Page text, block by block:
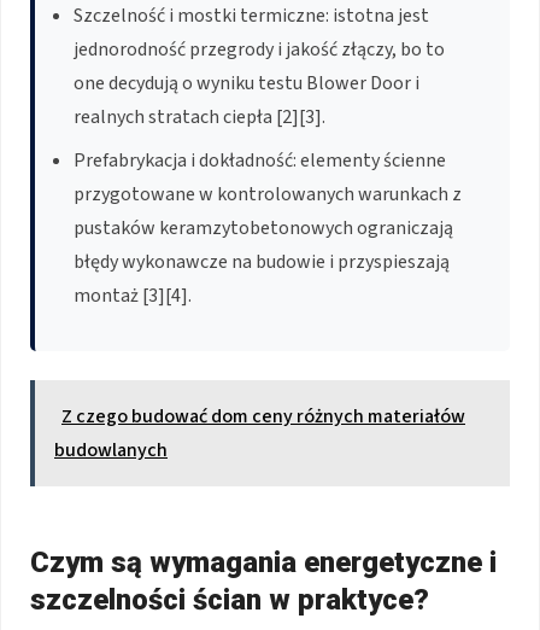
Szczelność i mostki termiczne: istotna jest
jednorodność przegrody i jakość złączy, bo to
one decydują o wyniku testu Blower Door i
realnych stratach ciepła [2][3].
Prefabrykacja i dokładność: elementy ścienne
przygotowane w kontrolowanych warunkach z
pustaków keramzytobetonowych ograniczają
błędy wykonawcze na budowie i przyspieszają
montaż [3][4].
Z czego budować dom ceny różnych materiałów
budowlanych
Czym są wymagania energetyczne i
szczelności ścian w praktyce?